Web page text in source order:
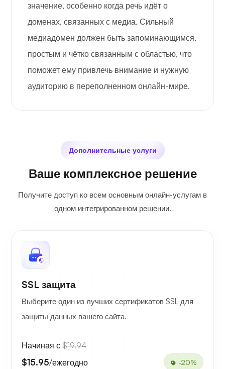
значение, особенно когда речь идёт о
доменах, связанных с медиа. Сильный
медиадомен должен быть запоминающимся,
простым и чётко связанным с областью, что
поможет ему привлечь внимание и нужную
аудиторию в переполненном онлайн-мире.
Дополнительные услуги
Ваше комплексное решение
Получите доступ ко всем основным онлайн-услугам в
одном интегрированном решении.
SSL защита
Выберите один из лучших сертификатов SSL для
защиты данных вашего сайта.
Начиная с $19.94
$15.95/ежегодно -20%